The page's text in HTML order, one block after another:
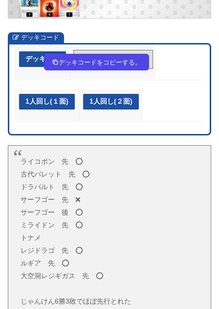
デッキコード
デッキ作成 kVb5kV-8YxMD6-dkf15V
デッキコードをコピーする。
1人回し(１面) 1人回し(２面)
ライコポン 先 ⭕️
古代バレット 先 ⭕️
ドラパルト 先 ⭕️
サーフゴー 先 ❌
サーフゴー 後 ⭕️
ミライドン 先 ⭕️
トナメ
レジドラゴ 先 ⭕️
ルギア 先 ⭕️
大空洞レジギガス 先 ⭕️
じゃんけん6勝3敗でほぼ先行とれた